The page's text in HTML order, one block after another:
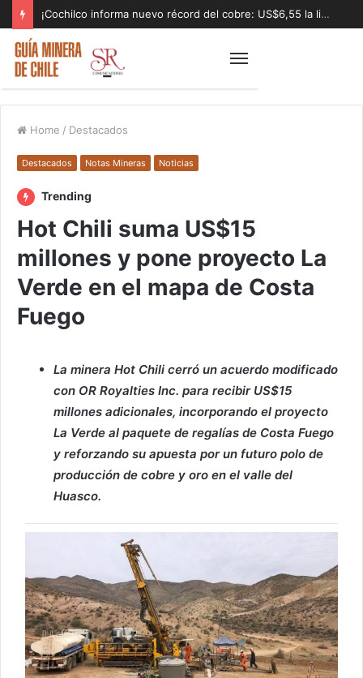
¡Cochilco informa nuevo récord del cobre: US$6,55 la libra!
Home / Destacados
Destacados Notas Mineras Noticias
Trending
Hot Chili suma US$15
millones y pone proyecto La
Verde en el mapa de Costa
Fuego
La minera Hot Chili cerró un acuerdo modificado
con OR Royalties Inc. para recibir US$15
millones adicionales, incorporando el proyecto
La Verde al paquete de regalías de Costa Fuego
y reforzando su apuesta por un futuro polo de
producción de cobre y oro en el valle del
Huasco.